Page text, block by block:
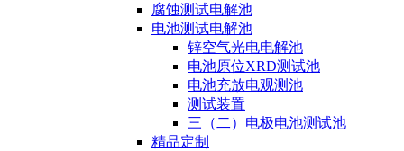
腐蚀测试电解池
电池测试电解池
锌空气光电电解池
电池原位XRD测试池
电池充放电观测池
测试装置
三（二）电极电池测试池
精品定制